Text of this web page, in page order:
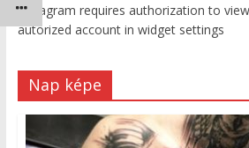
Instagram requires authorization to
autorized account in widget settings
Nap képe